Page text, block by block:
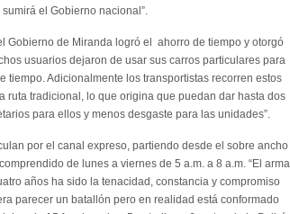
el Gobierno nacional”.
Gobierno de Miranda logró el ahorro de tiempo y otorgó
usuarios dejaron de usar sus carros particulares para
tiempo. Adicionalmente los transportistas recorren estos
ruta tradicional, lo que origina que puedan dar hasta dos
para ellos y menos desgaste para las unidades”.
por el canal expreso, partiendo desde el sobre ancho
de lunes a viernes de 5 a.m. a 8 a.m. “El arma
años ha sido la tenacidad, constancia y compromiso
parecer un batallón pero en realidad está conformado